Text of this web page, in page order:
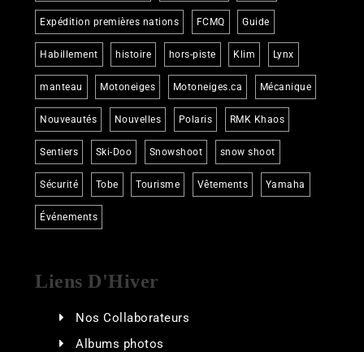
Expédition premières nations FCMQ Guide
Habillement histoire hors-piste Klim Lynx
manteau Motoneiges Motoneiges.ca Mécanique
Nouveautés Nouvelles Polaris RMK Khaos
Sentiers Ski-Doo Snowshoot snow shoot
Sécurité Tobe Tourisme Vêtements Yamaha
Événements
Liens D'Hiver
Nos Collaborateurs
Albums photos